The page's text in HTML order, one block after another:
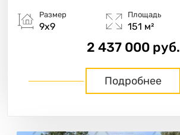
Размер
9х9
Площадь
151 м²
2 437 000 руб.
Подробнее